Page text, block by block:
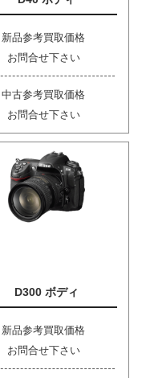
新品参考買取価格
お問合せ下さい
中古参考買取価格
お問合せ下さい
D300 ボディ
新品参考買取価格
お問合せ下さい